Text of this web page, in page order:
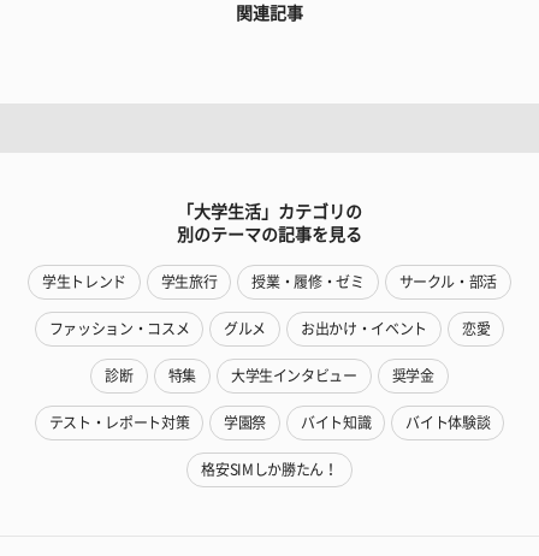
関連記事
「大学生活」カテゴリの
別のテーマの記事を見る
学生トレンド 学生旅行 授業・履修・ゼミ サークル・部活
ファッション・コスメ グルメ お出かけ・イベント 恋愛
診断 特集 大学生インタビュー 奨学金
テスト・レポート対策 学園祭 バイト知識 バイト体験談
格安SIMしか勝たん！